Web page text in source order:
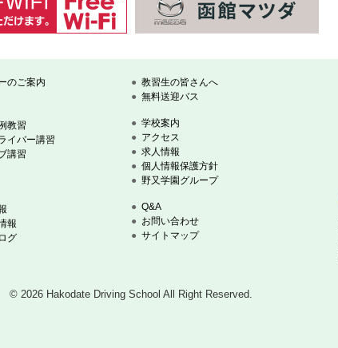
のご案内
教習
イバー講習
講習
報
グ
教習生の皆さんへ
無料送迎バス
学校案内
アクセス
求人情報
個人情報保護方針
野又学園グループ
Q&A
お問い合わせ
サイトマップ
© 2026 Hakodate Driving School All Right Reserved.